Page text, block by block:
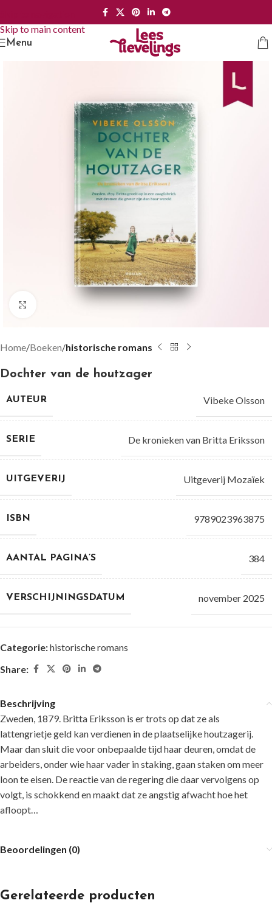
Skip to main content
Menu
Groter bekijken
Home Boeken historische romans
Dochter van de houtzager
AUTEUR Vibeke Olsson
SERIE De kronieken van Britta Eriksson
UITGEVERIJ Uitgeverij Mozaïek
ISBN 9789023963875
AANTAL PAGINA’S 384
VERSCHIJNINGSDATUM november 2025
Categorie:historische romans
Share:
Beschrijving
Zweden, 1879. Britta Eriksson is er trots op dat ze als
lattengrietje geld kan verdienen in de plaatselijke houtzagerij.
Maar dan sluit die voor onbepaalde tijd haar deuren, omdat de
arbeiders, onder wie haar vader in staking, gaan staken om meer
loon te eisen. De reactie van de regering die daar vervolgens op
volgt, is schokkend en maakt dat ze angstig afwacht hoe het
afloopt…
Beoordelingen (0)
Gerelateerde producten